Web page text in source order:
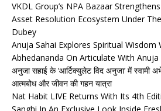
VKDL Group’s NPA Bazaar
Asset Resolution Ecosystem Under
Dubey
Anuja Sahai Explores Spiritual Wisdom
Abhedananda On Articulate With Anuja
अनुजा सहाई के ‘आर्टिक्युलेट विद अनुजा’ में स्वामी
आत्मबोध और जीवन की गहन यात्रा
Nat Habit LIVE Returns With Its 4th